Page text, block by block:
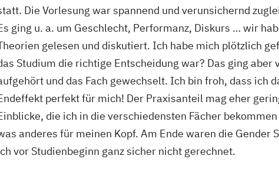
Die Vorlesung war spannend und verunsichernd
ging u. a. um Geschlecht, Performanz, Diskurs … wir
gelesen und diskutiert. Ich habe mich plötzlich
Studium die richtige Entscheidung war? Das ging
und das Fach gewechselt. Ich bin froh, dass ich
perfekt für mich! Der Praxisanteil mag eher
die ich in die verschiedensten Fächer
anderes für meinen Kopf. Am Ende waren die
vor Studienbeginn ganz sicher nicht gerechnet.